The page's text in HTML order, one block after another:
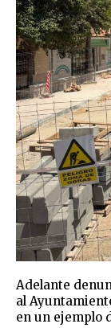
Adelante
al
en un ejemplo